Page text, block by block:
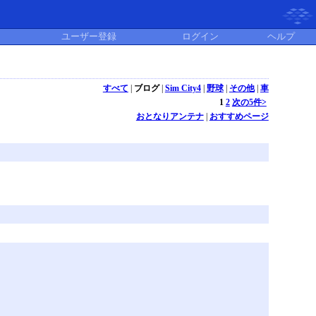
ユーザー登録 ログイン ヘルプ
すべて ブログ| Sim City4| 野球| その他| 車
1 2 次の5件>
おとなりアンテナ| おすすめページ